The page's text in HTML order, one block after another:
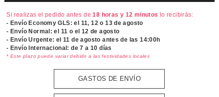
Si realizas el pedido antes de18 horas y 12 minutos lo recibirás:
- Envío Economy GLS: el 11, 12 o 13 de agosto
- Envío Normal: el 11 o el 12 de agosto
- Envío Urgente: el11 de agosto antes de las 14:00h
- Envío Internacional: de 7 a 10 días
* Este plazo puede variar debido a las festividades locales
GASTOS DE ENVÍO